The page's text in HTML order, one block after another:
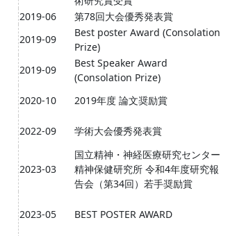
2019-06
第78回大会優秀発表賞
2019-09
Best poster Award (Consolation
Prize)
2019-09
Best Speaker Award
(Consolation Prize)
2020-10
2019年度 論文奨励賞
2022-09
学術大会優秀発表賞
2023-03
国立精神・神経医療研究センター
精神保健研究所 令和4年度研究報
告会（第34回）若手奨励賞
2023-05 BEST POSTER AWARD